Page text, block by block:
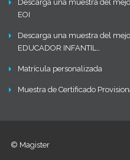
Descarga una muestra del
EOI
Descarga una muestra del
EDUCADOR INFANTIL…
Matrícula personalizada
Muestra de Certificado
© Magister